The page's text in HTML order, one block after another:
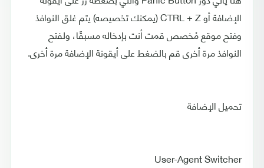
الإضافة أو CTRL + Z (يمكنك تخصيصه) يتم غلق النوافذ
وفتح موقع مُخصص قمت أنت بإدخاله مسبقًا، ولفتح
النوافذ مرة أخرى قم بالضغط على أيقونة الإضافة مرة أخرى.
تحميل الإضافة
User-Agent Switcher